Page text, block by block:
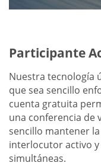
Participante
Nuestra tecnología
que sea sencillo
cuenta gratuita
una conferencia de
sencillo mantener
interlocutor activo
simultáneas.